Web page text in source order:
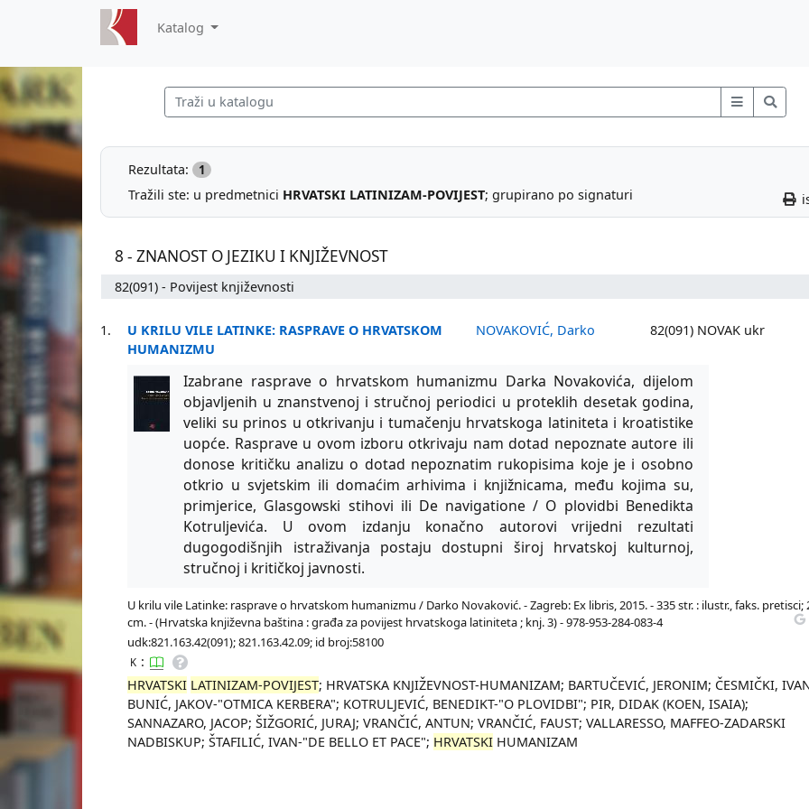
Katalog
Rezultata: 1
Tražili ste: u predmetnici HRVATSKI LATINIZAM-POVIJEST; grupirano po signaturi
8 - ZNANOST O JEZIKU I KNJIŽEVNOST
82(091) - Povijest književnosti
1.
U KRILU VILE LATINKE: RASPRAVE O HRVATSKOM
HUMANIZMU
NOVAKOVIĆ, Darko 82(091) NOVAK ukr
Izabrane rasprave o hrvatskom humanizmu Darka Novakovića, dijelom
objavljenih u znanstvenoj i stručnoj periodici u proteklih desetak godina,
veliki su prinos u otkrivanju i tumačenju hrvatskoga latiniteta i kroatistike
uopće. Rasprave u ovom izboru otkrivaju nam dotad nepoznate autore ili
donose kritičku analizu o dotad nepoznatim rukopisima koje je i osobno
otkrio u svjetskim ili domaćim arhivima i knjižnicama, među kojima su,
primjerice, Glasgowski stihovi ili De navigatione / O plovidbi Benedikta
Kotruljevića. U ovom izdanju konačno autorovi vrijedni rezultati
dugogodišnjih istraživanja postaju dostupni široj hrvatskoj kulturnoj,
stručnoj i kritičkoj javnosti.
U krilu vile Latinke: rasprave o hrvatskom humanizmu / Darko Novaković. - Zagreb: Ex libris, 2015. - 335 str. : ilustr., faks. pretisci;
cm. - (Hrvatska književna baština : građa za povijest hrvatskoga latiniteta ; knj. 3) - 978-953-284-083-4
udk:821.163.42(091); 821.163.42.09; id broj:58100
K :
HRVATSKI LATINIZAM-POVIJEST; HRVATSKA KNJIŽEVNOST-HUMANIZAM; BARTUČEVIĆ, JERONIM; ČESMIČKI,
BUNIĆ, JAKOV-"OTMICA KERBERA"; KOTRULJEVIĆ, BENEDIKT-"O PLOVIDBI"; PIR, DIDAK (KOEN, ISAIA);
SANNAZARO, JACOP; ŠIŽGORIĆ, JURAJ; VRANČIĆ, ANTUN; VRANČIĆ, FAUST; VALLARESSO, MAFFEO-ZADARSKI
NADBISKUP; ŠTAFILIĆ, IVAN-"DE BELLO ET PACE"; HRVATSKI HUMANIZAM